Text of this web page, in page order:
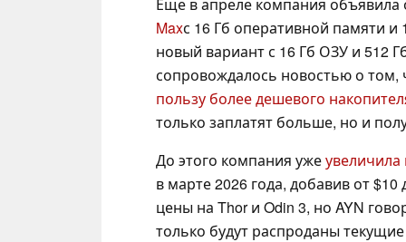
Maxс 16 Гб оперативной памяти
новый вариант с 16 Гб ОЗУ и 512
сопровождалось новостью о
пользу более дешевого
только заплатят больше, но и
До этого компания ужеувеличила
в марте 2026 года, добавив от
цены на Thor и Odin 3, но AYN
только будут распроданы